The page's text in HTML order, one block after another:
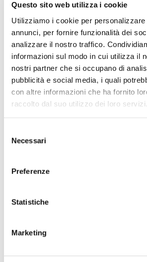
Questo sito web utilizza i cookie
Utilizziamo i cookie per
annunci, per fornire funzionalità dei
analizzare il nostro traffico.
informazioni sul modo in cui utilizza il
nostri partner che si occupano di
pubblicità e social media, i quali
con altre informazioni che ha fornito
raccolto dal suo utilizzo dei loro servizi.
delNecessari
Preferenze
Statistiche
Marketing
data from a domain name holder.
disclose registration data within
receiving a duly motivated
legitimate interest, or within 24
cases. To streamline the process
we have also introduced anew
The Registration Data
on maintaining the accuracy and
launched in May 2024, EURid
the registration data in its daily
suspended domain names cannot
All documents are available in the